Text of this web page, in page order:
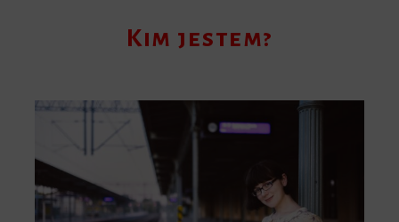
Kim jestem?